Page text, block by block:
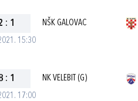
15:30
: 1 NŠK GALOVAC
17:00
: 1 NK VELEBIT (G)